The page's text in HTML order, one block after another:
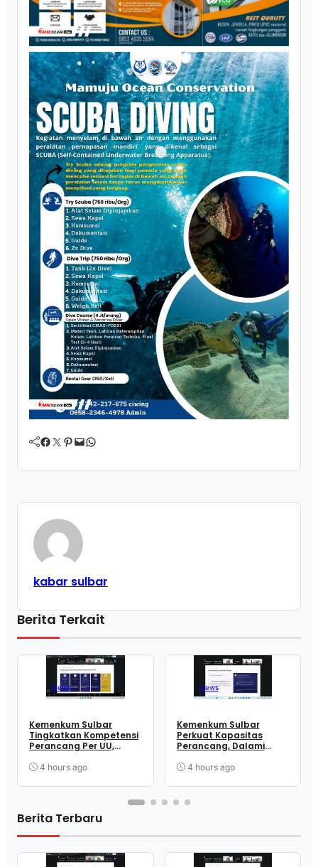
Facebook Twitter Pinterest Mail WhatsApp
kabar sulbar
Berita Terkait
News
Kemenkum Sulbar
Tingkatkan Kompetensi
Perancang Per UU,
Berkualitas
4 hours ago
News
Kemenkum Sulbar
Perkuat Kapasitas
Perancang, Dalami
Pengundangan
4 hours ago
Berita Terbaru